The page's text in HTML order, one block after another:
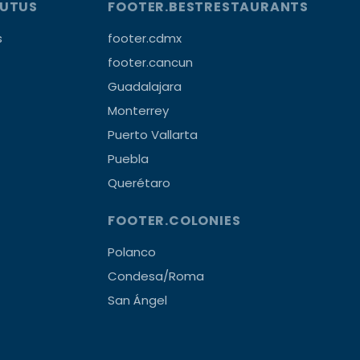
FOOTER.BESTRESTAURANTS
footer.cdmx
footer.cancun
Guadalajara
Monterrey
Puerto Vallarta
Puebla
Querétaro
FOOTER.COLONIES
Polanco
Condesa/Roma
San Ángel